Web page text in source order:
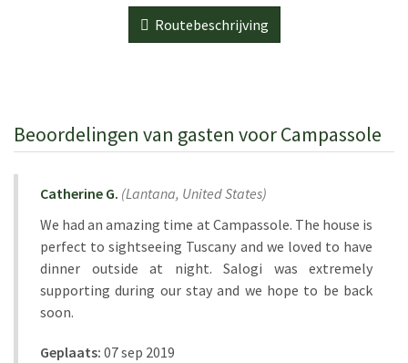
Routebeschrijving
Beoordelingen van gasten voor Campassole
Catherine G. (Lantana, United States)
We had an amazing time at Campassole. The house is
perfect to sightseeing Tuscany and we loved to have
dinner outside at night. Salogi was extremely
supporting during our stay and we hope to be back
soon.
Geplaats: 07 sep 2019